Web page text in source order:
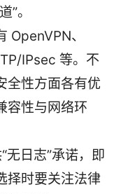
”。
OpenVPN、
IPsec 等。不
全性方面各有优
容性与网络环
无日志”承诺，即
择时要关注法律